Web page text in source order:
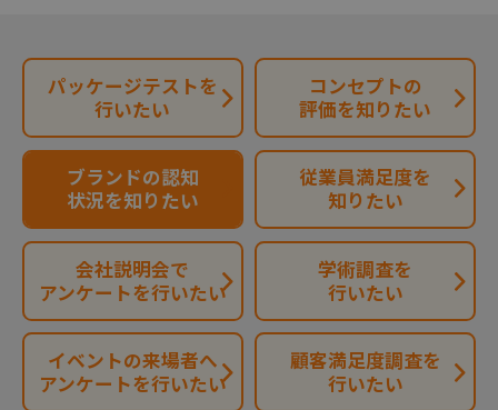
パッケージテストを
行いたい
コンセプトの
評価を知りたい
ブランドの認知
状況を知りたい
従業員満足度を
知りたい
会社説明会で
アンケートを行いたい
学術調査を
行いたい
イベントの来場者へ
アンケートを行いたい
顧客満足度調査を
行いたい